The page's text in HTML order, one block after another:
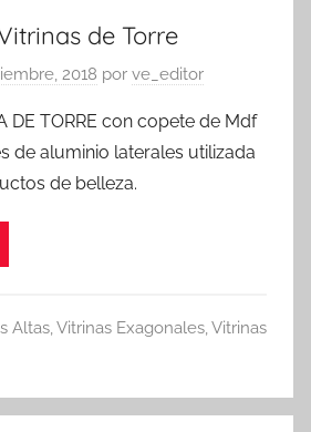
de Torre
2018 por ve_editor
DE TORRE con copete de Mdf
de aluminio laterales utilizada
de belleza.
Altas,Vitrinas Exagonales,Vitrinas